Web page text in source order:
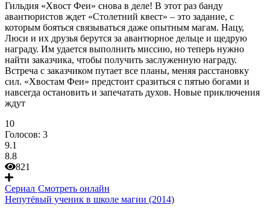
Гильдия «Хвост Феи» снова в деле! В этот раз банду
авантюристов ждет «Столетний квест» – это задание, с
которым бояться связываться даже опытным магам. Нацу,
Люси и их друзья берутся за авантюрное дельце и щедрую
награду. Им удается выполнить миссию, но теперь нужно
найти заказчика, чтобы получить заслуженную награду.
Встреча с заказчиком путает все планы, меняя расстановку
сил. «Хвостам Феи» предстоит сразиться с пятью богами и
навсегда остановить и запечатать духов. Новые приключения
ждут
10
Голосов: 3
9.1
8.8
821
Сериал Смотреть онлайн
Непутёвый ученик в школе магии (2014)